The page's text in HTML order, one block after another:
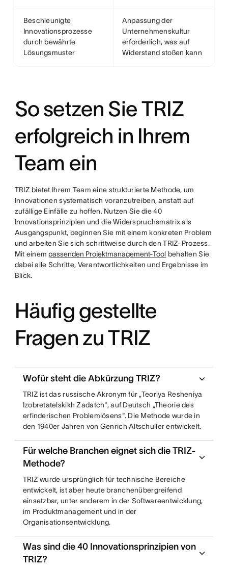
Beschleunigte
Innovationsprozesse
durch bewährte
Lösungsmuster
Anpassung der
Unternehmenskultur
erforderlich, was auf
Widerstand stoßen kann
So setzen Sie TRIZ
erfolgreich in Ihrem
Team ein
TRIZ bietet Ihrem Team eine strukturierte Methode, um
Innovationen systematisch voranzutreiben, anstatt auf
zufällige Einfälle zu hoffen. Nutzen Sie die 40
Innovationsprinzipien und die Widerspruchsmatrix als
Ausgangspunkt, beginnen Sie mit einem konkreten Problem
und arbeiten Sie sich schrittweise durch den TRIZ-Prozess.
Mit einem passenden Projektmanagement-Tool behalten Sie
dabei alle Schritte, Verantwortlichkeiten und Ergebnisse im
Blick.
Häufig gestellte
Fragen zu TRIZ
Wofür steht die Abkürzung TRIZ?
TRIZ ist das russische Akronym für „Teoriya Resheniya
Izobretatelskikh Zadatch", auf Deutsch „Theorie des
erfinderischen Problemlösens". Die Methode wurde in
den 1940er Jahren von Genrich Altschuller entwickelt.
Für welche Branchen eignet sich die TRIZ-
Methode?
TRIZ wurde ursprünglich für technische Bereiche
entwickelt, ist aber heute branchenübergreifend
einsetzbar, unter anderem in der Softwareentwicklung,
im Produktmanagement und in der
Organisationsentwicklung.
Was sind die 40 Innovationsprinzipien von
TRIZ?